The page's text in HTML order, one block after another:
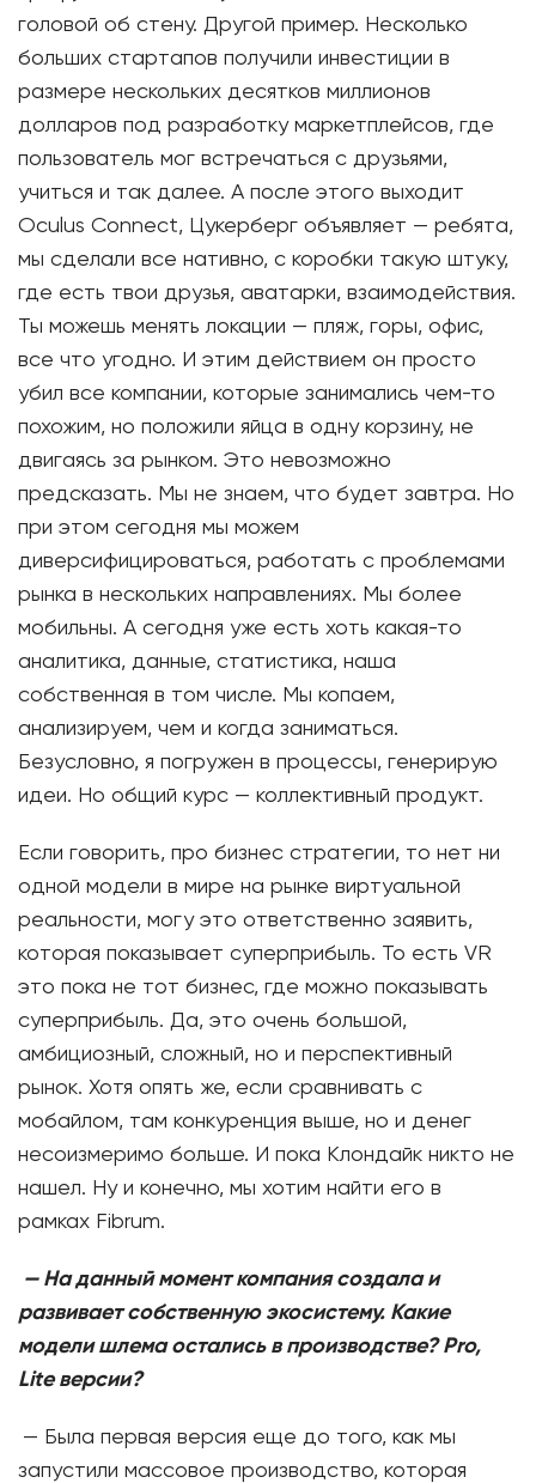
головой об стену. Другой пример. Несколько
больших стартапов получили инвестиции в
размере нескольких десятков миллионов
долларов под разработку маркетплейсов, где
пользователь мог встречаться с друзьями,
учиться и так далее. А после этого выходит
Oculus Connect, Цукерберг объявляет — ребята,
мы сделали все нативно, с коробки такую штуку,
где есть твои друзья, аватарки, взаимодействия.
Ты можешь менять локации — пляж, горы, офис,
все что угодно. И этим действием он просто
убил все компании, которые занимались чем-то
похожим, но положили яйца в одну корзину, не
двигаясь за рынком. Это невозможно
предсказать. Мы не знаем, что будет завтра. Но
при этом сегодня мы можем
диверсифицироваться, работать с проблемами
рынка в нескольких направлениях. Мы более
мобильны. А сегодня уже есть хоть какая-то
аналитика, данные, статистика, наша
собственная в том числе. Мы копаем,
анализируем, чем и когда заниматься.
Безусловно, я погружен в процессы, генерирую
идеи. Но общий курс — коллективный продукт.
Если говорить, про бизнес стратегии, то нет ни
одной модели в мире на рынке виртуальной
реальности, могу это ответственно заявить,
которая показывает суперприбыль. То есть VR
это пока не тот бизнес, где можно показывать
суперприбыль. Да, это очень большой,
амбициозный, сложный, но и перспективный
рынок. Хотя опять же, если сравнивать с
мобайлом, там конкуренция выше, но и денег
несоизмеримо больше. И пока Клондайк никто не
нашел. Ну и конечно, мы хотим найти его в
рамках Fibrum.
— На данный момент компания создала и
развивает собственную экосистему. Какие
модели шлема остались в производстве? Pro,
Lite версии?
— Была первая версия еще до того, как мы
запустили массовое производство, которая